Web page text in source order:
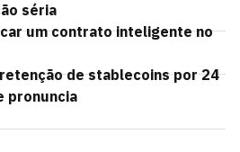
séria
um contrato inteligente no
de stablecoins por 24
pronuncia